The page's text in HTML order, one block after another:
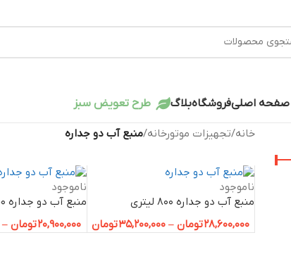
صفحه اصلیفروشگاهبلاگ طرح تعویض سبز
خانه/تجهیزات موتورخانه/منبع آب دو جداره
ناموجود
منبع آب دو جداره 800 لیتری
28,600,000تومان –
35,200,000تومان
ناموجود
منبع آب دو جداره 600 لیتری
20,900,000تومان –